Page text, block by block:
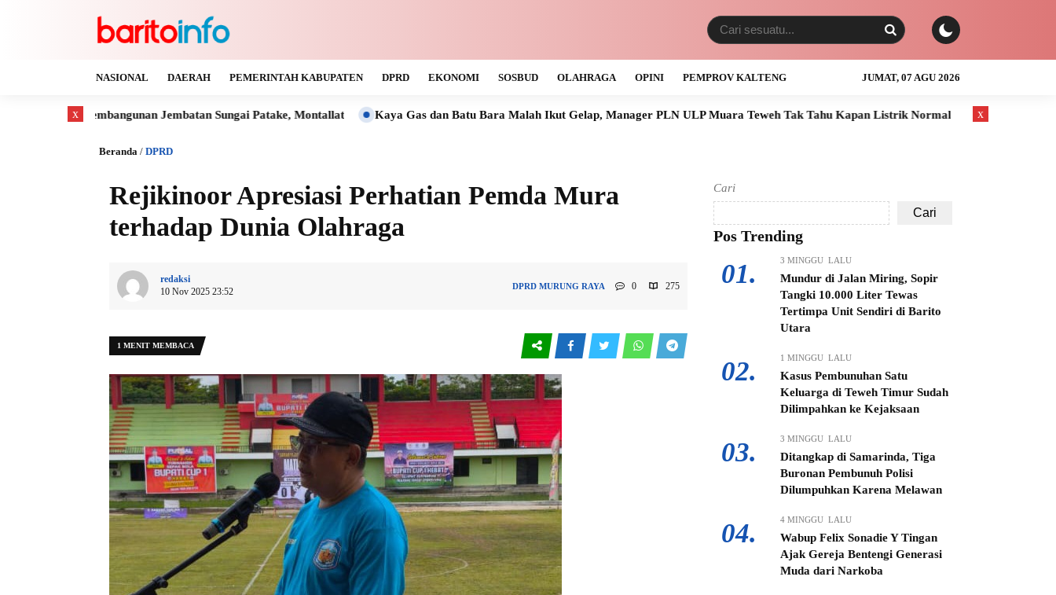
NASIONAL DAERAH PEMERINTAH KABUPATEN DPRD EKONOMI SOSBUD OLAHRAGA OPINI PEMPROV KALTENG JUMAT, 07 AGU 2026
Pembangunan Jembatan Sungai Patake, Montallat Kaya Gas dan Batu Bara Malah Ikut Gelap, Manager PLN ULP Muara Teweh Tak Tahu Kapan Listrik Normal Anak Usia 3 Tahun Tewas
Beranda / DPRD
Rejikinoor Apresiasi Perhatian Pemda Mura
terhadap Dunia Olahraga
redaksi
10 Nov 2025 23:52
DPRD MURUNG RAYA 0 275
1 MENIT MEMBACA
Cari
Cari
Pos Trending
01. 3 MINGGU LALU
Mundur di Jalan Miring, Sopir
Tangki 10.000 Liter Tewas
Tertimpa Unit Sendiri di Barito
Utara
02. 1 MINGGU LALU
Kasus Pembunuhan Satu
Keluarga di Teweh Timur Sudah
Dilimpahkan ke Kejaksaan
03. 3 MINGGU LALU
Ditangkap di Samarinda, Tiga
Buronan Pembunuh Polisi
Dilumpuhkan Karena Melawan
04. 4 MINGGU LALU
Wabup Felix Sonadie Y Tingan
Ajak Gereja Bentengi Generasi
Muda dari Narkoba
x x